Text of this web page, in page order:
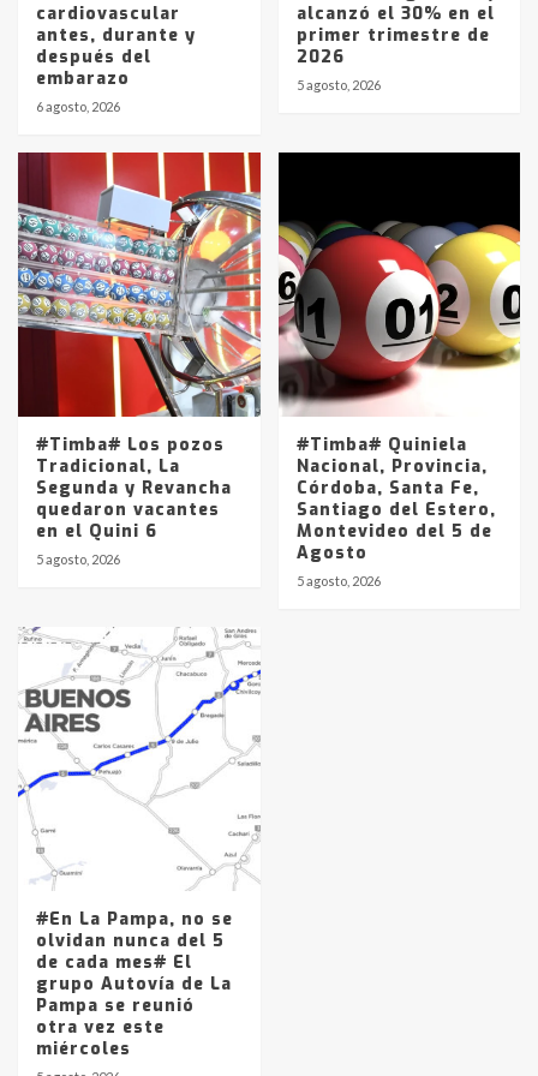
cardiovascular
antes, durante y
después del
embarazo
6 agosto, 2026
alcanzó el 30% en el
primer trimestre de
2026
5 agosto, 2026
#Timba# Los pozos
Tradicional, La
Segunda y Revancha
quedaron vacantes
en el Quini 6
5 agosto, 2026
#Timba# Quiniela
Nacional, Provincia,
Córdoba, Santa Fe,
Santiago del Estero,
Montevideo del 5 de
Agosto
5 agosto, 2026
#En La Pampa, no se
olvidan nunca del 5
de cada mes# El
grupo Autovía de La
Pampa se reunió
otra vez este
miércoles